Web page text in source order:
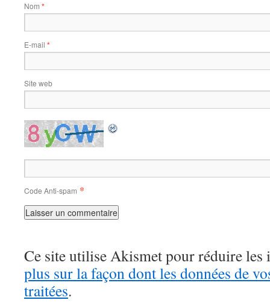
Nom *
E-mail *
Site web
Code Anti-spam *
Ce site utilise Akismet pour réduire les
plus sur la façon dont les données de
traitées.